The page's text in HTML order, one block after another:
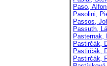
Paso,
Pasolini,
Passos,
Passuth,
Pasternak,
Pastirčák,
Pastirčák,
Pastirčák,